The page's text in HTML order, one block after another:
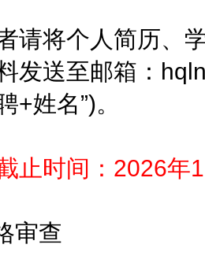
将个人简历、学
发送至邮箱：
+姓名”)。
止时间：2026年
查